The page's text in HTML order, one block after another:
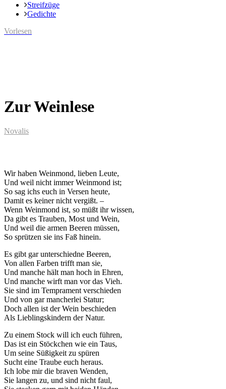
Streifzüge
Gedichte
Vorlesen
Zur Weinlese
Novalis
Wir haben Weinmond, lieben Leute,
Und weil nicht immer Weinmond ist;
So sag ichs euch in Versen heute,
Damit es keiner nicht vergißt. –
Wenn Weinmond ist, so müßt ihr wissen,
Da gibt es Trauben, Most und Wein,
Und weil die armen Beeren müssen,
So sprützen sie ins Faß hinein.
Es gibt gar unterschiedne Beeren,
Von allen Farben trifft man sie,
Und manche hält man hoch in Ehren,
Und manche wirft man vor das Vieh.
Sie sind im Temprament verschieden
Und von gar mancherlei Statur;
Doch allen ist der Wein beschieden
Als Lieblingskindern der Natur.
Zu einem Stock will ich euch führen,
Das ist ein Stöckchen wie ein Taus,
Um seine Süßigkeit zu spüren
Sucht eine Traube euch heraus.
Ich lobe mir die braven Wenden,
Sie langen zu, und sind nicht faul,